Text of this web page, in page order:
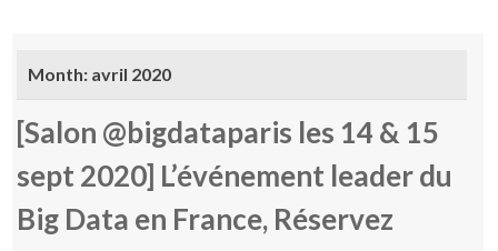
Month: avril 2020
[Salon @bigdataparis les 14 & 15
sept 2020] L’événement leader du
Big Data en France, Réservez